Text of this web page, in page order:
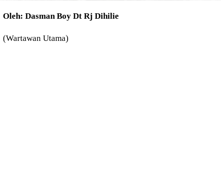
Oleh: Dasman Boy Dt Rj Dihilie
(Wartawan Utama)